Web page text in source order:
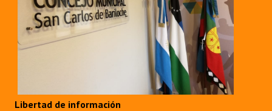
Libertad de información